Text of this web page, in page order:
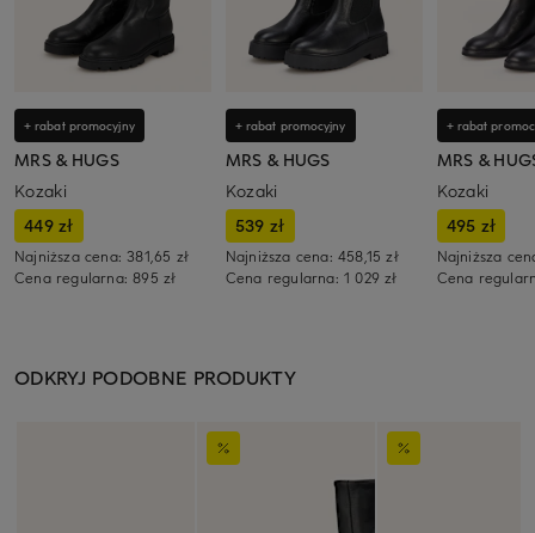
+ rabat promocyjny
MRS & HUGS
Kozaki
449 zł
Najniższa cena:381,65 zł
Cena regularna:895 zł
+ rabat promocyjny
MRS & HUGS
Kozaki
539 zł
Najniższa cena: 458,15 zł
Cena regularna: 1 029 zł
+ rabat
MRS &
Kozaki
495 zł
Najniższa
Cena
ODKRYJ PODOBNE PRODUKTY